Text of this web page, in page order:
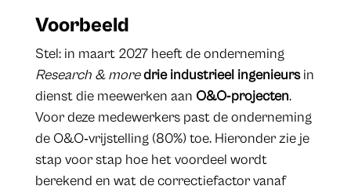
Voorbeeld
Stel: in maart 2027 heeft de onderneming
Research & more drie industrieel ingenieursin
dienst die meewerken aan O&O‑projecten.
Voor deze medewerkers past de onderneming
de O&O‑vrijstelling (80%) toe. Hieronder zie je
stap voor stap hoe het voordeel wordt
berekend en wat de correctiefactor vanaf